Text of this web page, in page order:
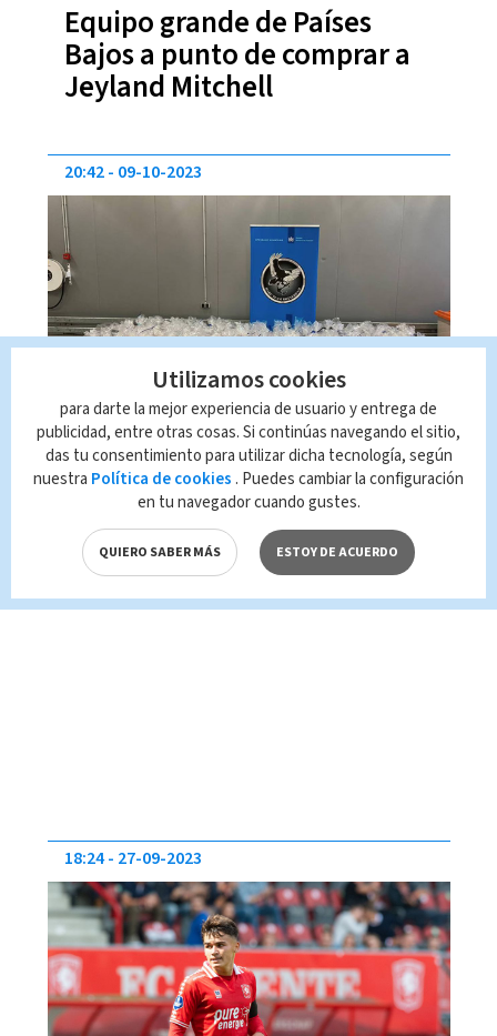
Equipo grande de Países
Bajos a punto de comprar a
Jeyland Mitchell
Cargamento de droga salió
de Costa Rica hacia Países
Bajos pese a pasar por
escáner
20:42 09-10-2023
18:24 27-09-2023
Utilizamos cookies
para darte la mejor experiencia de usuario y entrega de
publicidad, entre otras cosas. Si continúas navegando el sitio,
das tu consentimiento para utilizar dicha tecnología, según
nuestra Política de cookies . Puedes cambiar la configuración
en tu navegador cuando gustes.
QUIERO SABER MÁS ESTOY DE ACUERDO